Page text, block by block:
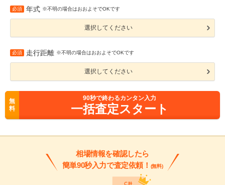
必須 年式 ※不明の場合はおおよそでOKです
選択してください
必須 走行距離 ※不明の場合はおおよそでOKです
選択してください
無
料
90秒で終わるカンタン入力
一括査定スタート
相場情報を確認したら
簡単90秒入力で査定依頼！ (無料)